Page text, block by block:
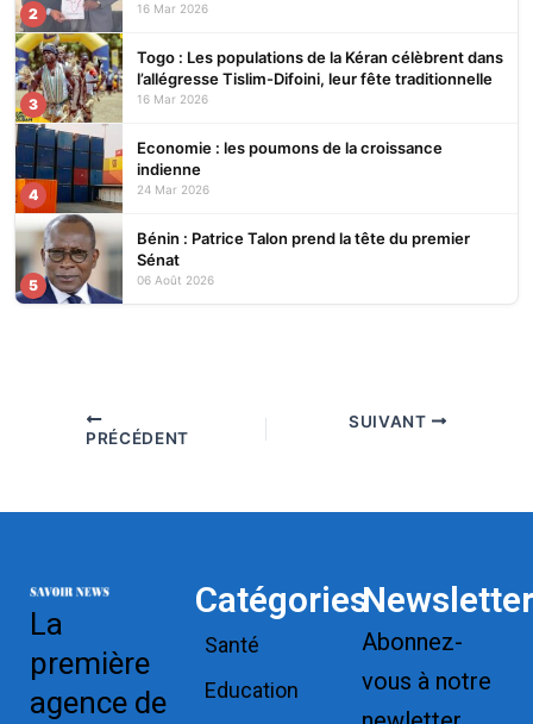
2 16 Mar 2026
3
Togo : Les populations de la Kéran célèbrent dans
l’allégresse Tislim-Difoini, leur fête traditionnelle
16 Mar 2026
4
Economie : les poumons de la croissance
indienne
24 Mar 2026
5
Bénin : Patrice Talon prend la tête du premier
Sénat
06 Août 2026
PRÉCÉDENT
SUIVANT
La
première
agence de
Catégories
Santé
Education
Newsletter
Abonnez-
vous à notre